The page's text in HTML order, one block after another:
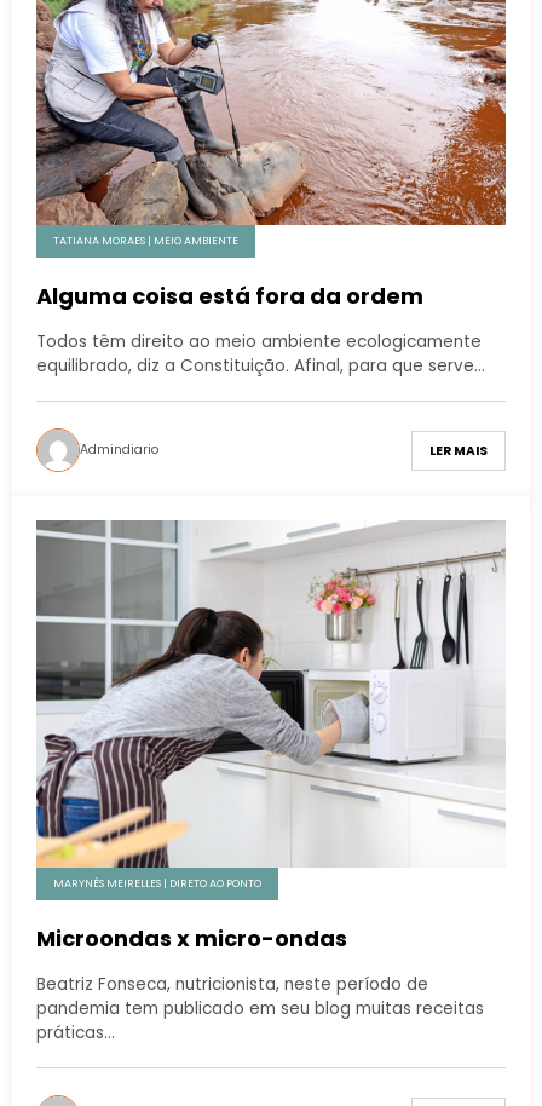
TATIANA MORAES | MEIO AMBIENTE
Alguma coisa está fora da ordem
Todos têm direito ao meio ambiente ecologicamente
equilibrado, diz a Constituição. Afinal, para que serve…
Admindiario LER MAIS
MARYNÊS MEIRELLES | DIRETO AO PONTO
Microondas x micro-ondas
Beatriz Fonseca, nutricionista, neste período de
pandemia tem publicado em seu blog muitas receitas
práticas…